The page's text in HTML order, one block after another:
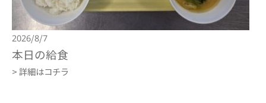
2026/8/7
本日の給食
> 詳細はコチラ